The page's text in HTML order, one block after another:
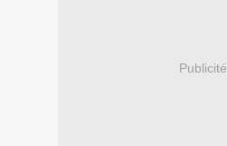
Publicité